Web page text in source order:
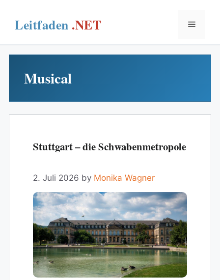
content
Menu
Musical
Stuttgart – die Schwabenmetropole
2. Juli 2026 by Monika Wagner